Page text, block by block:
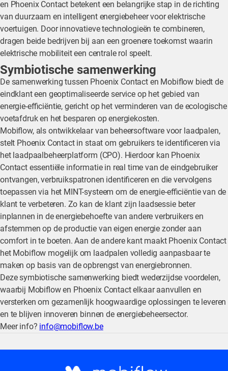
en Phoenix Contact betekent een belangrijke stap in de richting
van duurzaam en intelligent energiebeheer voor elektrische
voertuigen. Door innovatieve technologieën te combineren,
dragen beide bedrijven bij aan een groenere toekomst waarin
elektrische mobiliteit een centrale rol speelt.
Symbiotische samenwerking
De samenwerking tussen Phoenix Contact en Mobiflow biedt de
eindklant een geoptimaliseerde service op het gebied van
energie-efficiëntie, gericht op het verminderen van de ecologische
voetafdruk en het besparen op energiekosten.
Mobiflow, als ontwikkelaar van beheersoftware voor laadpalen,
stelt Phoenix Contact in staat om gebruikers te identificeren via
het laadpaalbeheerplatform (CPO). Hierdoor kan Phoenix
Contact essentiële informatie in real time van de eindgebruiker
ontvangen, verbruikspatronen identificeren en die vervolgens
toepassen via het MINT-systeem om de energie-efficiëntie van de
klant te verbeteren. Zo kan de klant zijn laadsessie beter
inplannen in de energiebehoefte van andere verbruikers en
afstemmen op de productie van eigen energie zonder aan
comfort in te boeten. Aan de andere kant maakt Phoenix Contact
het Mobiflow mogelijk om laadpalen volledig aanpasbaar te
maken op basis van de opbrengst van energiebronnen.
Deze symbiotische samenwerking biedt wederzijdse voordelen,
waarbij Mobiflow en Phoenix Contact elkaar aanvullen en
versterken om gezamenlijk hoogwaardige oplossingen te leveren
en te blijven innoveren binnen de energiebeheersector.
Meer info? info@mobiflow.be